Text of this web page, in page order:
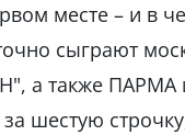
месте – и в
сыграют
а также ПАРМА
за шестую